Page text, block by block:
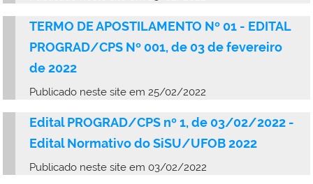
TERMO DE APOSTILAMENTO Nº 01 - EDITAL
PROGRAD/CPS Nº 001, de 03 de fevereiro
de 2022
Publicado neste site em 25/02/2022
Edital PROGRAD/CPS nº 1, de 03/02/2022 -
Edital Normativo do SiSU/UFOB 2022
Publicado neste site em 03/02/2022